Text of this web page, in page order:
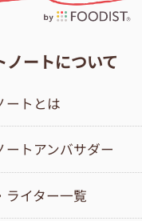
ノートについて
ートとは
ートアンバサダー
ライター一覧